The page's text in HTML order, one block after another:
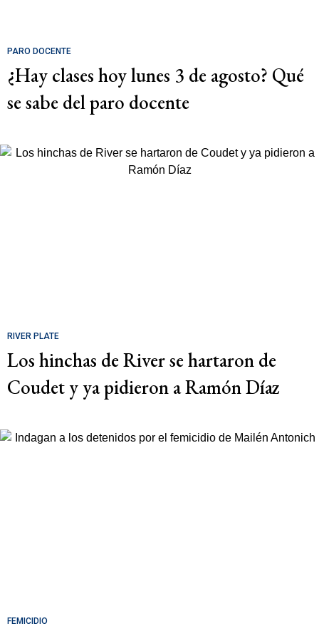
PARO DOCENTE
¿Hay clases hoy lunes 3 de agosto? Qué
se sabe del paro docente
RIVER PLATE
Los hinchas de River se hartaron de
Coudet y ya pidieron a Ramón Díaz
FEMICIDIO